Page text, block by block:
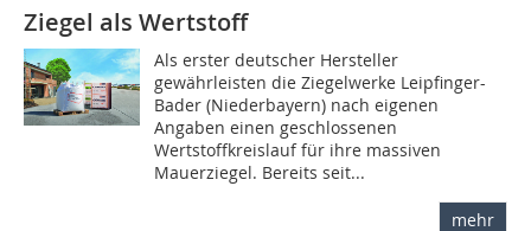
Ziegel als Wertstoff
Als erster deutscher Hersteller
gewährleisten die Ziegelwerke Leipfinger-
Bader (Niederbayern) nach eigenen
Angaben einen geschlossenen
Wertstoffkreislauf für ihre massiven
Mauerziegel. Bereits seit...
mehr